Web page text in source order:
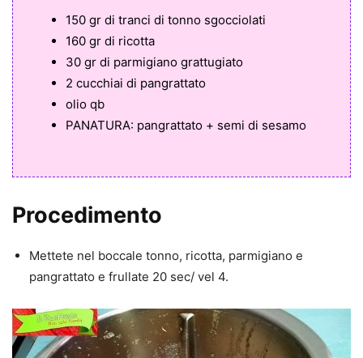
150 gr di tranci di tonno sgocciolati
160 gr di ricotta
30 gr di parmigiano grattugiato
2 cucchiai di pangrattato
olio qb
PANATURA: pangrattato + semi di sesamo
Procedimento
Mettete nel boccale tonno, ricotta, parmigiano e
pangrattato e frullate 20 sec/ vel 4.